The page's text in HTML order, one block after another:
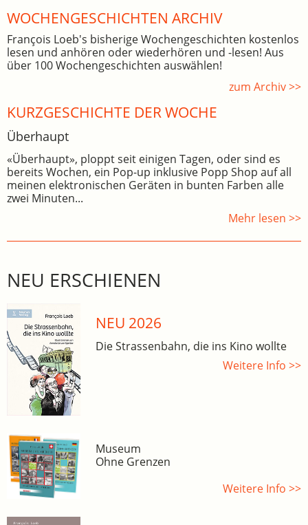
WOCHEN­GE­SCHICHTEN ARCHIV
François Loeb's bisherige Wochengeschichten kostenlos
lesen und anhören oder wiederhören und -lesen! Aus
über 100 Wochengeschichten auswählen!
zum Archiv >>
KURZGESCHICHTE DER WOCHE
Überhaupt
«Überhaupt», ploppt seit einigen Tagen, oder sind es
bereits Wochen, ein Pop-up inklusive Popp Shop auf all
meinen elektronischen Geräten in bunten Farben alle
zwei Minuten...
Mehr lesen >>
NEU ERSCHIENEN
NEU 2026
Die Strassenbahn, die ins Kino wollte
Weitere Info >>
Museum
Ohne Grenzen
Weitere Info >>